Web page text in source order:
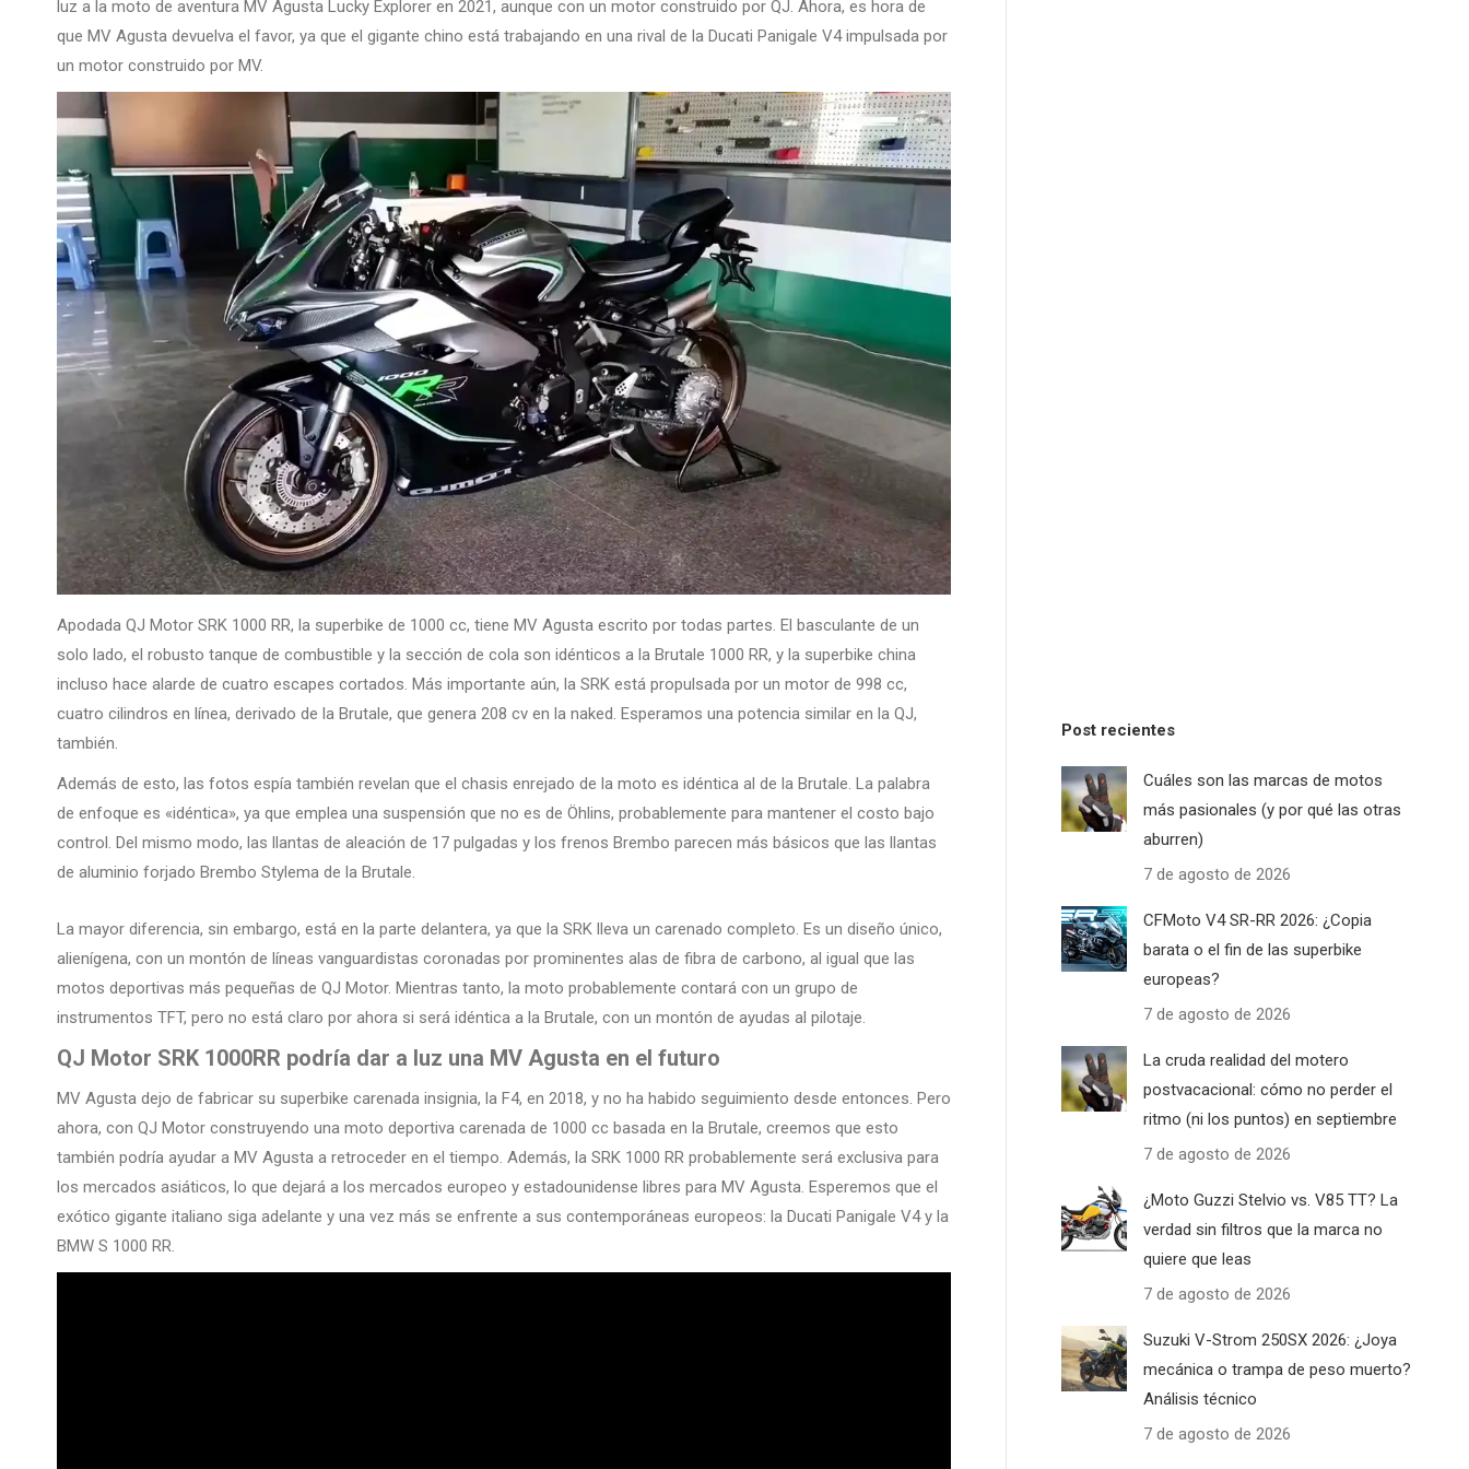
luz a la moto de aventura MV Agusta Lucky Explorer en 2021, aunque con un motor construido por QJ. Ahora, es hora de
que MV Agusta devuelva el favor, ya que el gigante chino está trabajando en una rival de la Ducati Panigale V4 impulsada por
un motor construido por MV.
Apodada QJ Motor SRK 1000 RR, la superbike de 1000 cc, tiene MV Agusta escrito por todas partes. El basculante de un
solo lado, el robusto tanque de combustible y la sección de cola son idénticos a la Brutale 1000 RR, y la superbike china
incluso hace alarde de cuatro escapes cortados. Más importante aún, la SRK está propulsada por un motor de 998 cc,
cuatro cilindros en línea, derivado de la Brutale, que genera 208 cv en la naked. Esperamos una potencia similar en la QJ,
también.
Además de esto, las fotos espía también revelan que el chasis enrejado de la moto es idéntica al de la Brutale. La palabra
de enfoque es «idéntica», ya que emplea una suspensión que no es de Öhlins, probablemente para mantener el costo bajo
control. Del mismo modo, las llantas de aleación de 17 pulgadas y los frenos Brembo parecen más básicos que las llantas
de aluminio forjado Brembo Stylema de la Brutale.
La mayor diferencia, sin embargo, está en la parte delantera, ya que la SRK lleva un carenado completo. Es un diseño único,
alienígena, con un montón de líneas vanguardistas coronadas por prominentes alas de fibra de carbono, al igual que las
motos deportivas más pequeñas de QJ Motor. Mientras tanto, la moto probablemente contará con un grupo de
instrumentos TFT, pero no está claro por ahora si será idéntica a la Brutale, con un montón de ayudas al pilotaje.
QJ Motor SRK 1000RR podría dar a luz una MV Agusta en el futuro
MV Agusta dejo de fabricar su superbike carenada insignia, la F4, en 2018, y no ha habido seguimiento desde entonces. Pero
ahora, con QJ Motor construyendo una moto deportiva carenada de 1000 cc basada en la Brutale, creemos que esto
también podría ayudar a MV Agusta a retroceder en el tiempo. Además, la SRK 1000 RR probablemente será exclusiva para
los mercados asiáticos, lo que dejará a los mercados europeo y estadounidense libres para MV Agusta. Esperemos que el
exótico gigante italiano siga adelante y una vez más se enfrente a sus contemporáneas europeos: la Ducati Panigale V4 y la
BMW S 1000 RR.
Post recientes
Cuáles son las marcas de motos
más pasionales (y por qué las otras
aburren)
7 de agosto de 2026
CFMoto V4 SR-RR 2026: ¿Copia
barata o el fin de las superbike
europeas?
7 de agosto de 2026
La cruda realidad del motero
postvacacional: cómo no perder el
ritmo (ni los puntos) en septiembre
7 de agosto de 2026
¿Moto Guzzi Stelvio vs. V85 TT? La
verdad sin filtros que la marca no
quiere que leas
7 de agosto de 2026
Suzuki V-Strom 250SX 2026: ¿Joya
mecánica o trampa de peso muerto?
Análisis técnico
7 de agosto de 2026